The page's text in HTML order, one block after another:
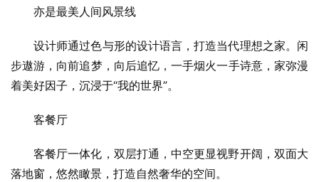
亦是最美人间风景线
设计师通过色与形的设计语言，打造当代理想之家。闲
步遨游，向前追梦，向后追忆，一手烟火一手诗意，家弥漫
着美好因子，沉浸于“我的世界”。
客餐厅
客餐厅一体化，双层打通，中空更显视野开阔，双面大
落地窗，悠然瞰景，打造自然奢华的空间。